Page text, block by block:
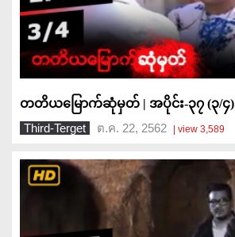
တတိယမြောက်ဆုံမှတ် | အပိုင်း-၃၇ (၃/၄)
Third-Terget
ต.ค. 22, 2562 | view 3,589